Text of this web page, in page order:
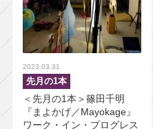
2023.03.31
先月の1本
＜先月の1本＞篠田千明
『まよかげ／Mayokage』
ワーク・イン・プログレス